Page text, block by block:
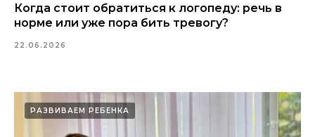
Когда стоит обратиться к логопеду: речь в
норме или уже пора бить тревогу?
22.06.2026
РАЗВИВАЕМ РЕБЕНКА